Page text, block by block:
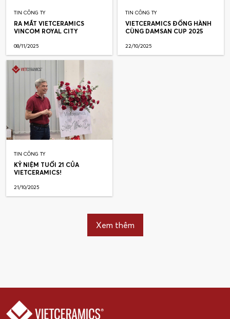
TIN CÔNG TY
RA MẮT VIETCERAMICS
VINCOM ROYAL CITY
08/11/2025
TIN CÔNG TY
VIETCERAMICS ĐỒNG HÀNH
CÙNG DAMSAN CUP 2025
22/10/2025
TIN CÔNG TY
KỶ NIỆM TUỔI 21 CỦA
VIETCERAMICS!
21/10/2025
Xem thêm